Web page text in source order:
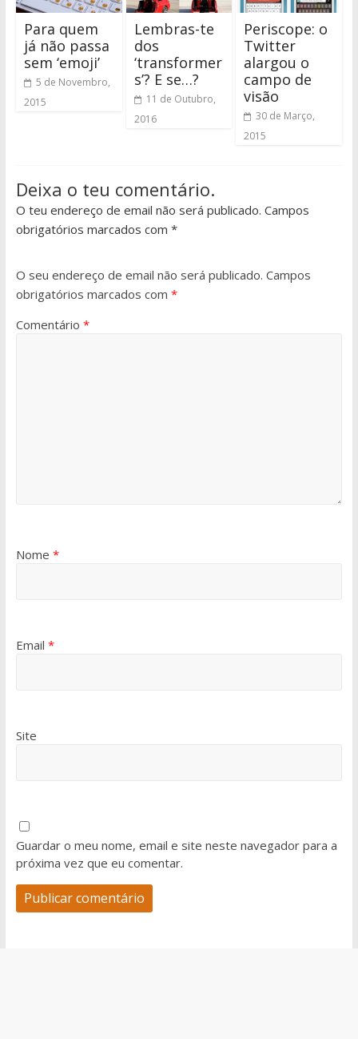
Para quem
já não passa
sem ‘emoji’
5 de Novembro,
2015
Lembras-te
dos
‘transformer
s’? E se…?
11 de Outubro,
2016
Periscope: o
Twitter
alargou o
campo de
visão
30 de Março,
2015
Deixa o teu comentário.
O teu endereço de email não será publicado. Campos
obrigatórios marcados com *
O seu endereço de email não será publicado. Campos
obrigatórios marcados com *
Comentário *
Nome *
Email *
Site
Guardar o meu nome, email e site neste navegador para a
próxima vez que eu comentar.